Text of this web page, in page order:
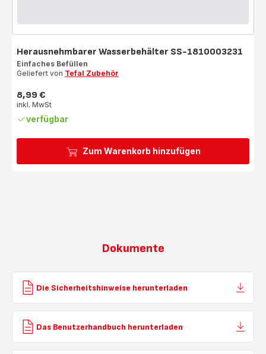
Zum Warenkorb hinzufügen
Herausnehmbarer Wasserbehälter SS-1810003231
Einfaches Befüllen
Geliefert von Tefal Zubehör
Preis
8,99 €
inkl. MwSt
verfügbar
Dokumente
Die Sicherheitshinweise herunterladen
Das Benutzerhandbuch herunterladen